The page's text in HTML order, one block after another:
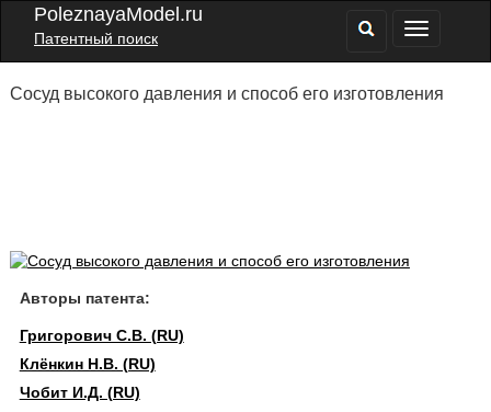
PoleznayaModel.ru
Патентный поиск
Сосуд высокого давления и способ его изготовления
Авторы патента:
Григорович С.В. (RU)
Клёнкин Н.В. (RU)
Чобит И.Д. (RU)